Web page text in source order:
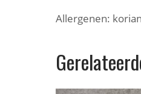
Allergenen: